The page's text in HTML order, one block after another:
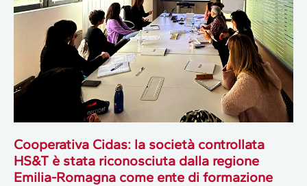
Cooperativa Cidas: la società controllata
HS&T è stata riconosciuta dalla regione
Emilia-Romagna come ente di formazione